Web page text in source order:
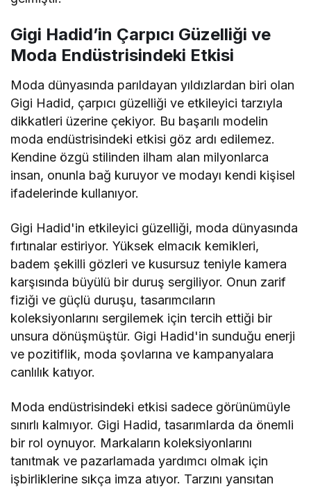
Gigi Hadid’in Çarpıcı Güzelliği ve
Moda Endüstrisindeki Etkisi
Moda dünyasında parıldayan yıldızlardan biri olan
Gigi Hadid, çarpıcı güzelliği ve etkileyici tarzıyla
dikkatleri üzerine çekiyor. Bu başarılı modelin
moda endüstrisindeki etkisi göz ardı edilemez.
Kendine özgü stilinden ilham alan milyonlarca
insan, onunla bağ kuruyor ve modayı kendi kişisel
ifadelerinde kullanıyor.
Gigi Hadid'in etkileyici güzelliği, moda dünyasında
fırtınalar estiriyor. Yüksek elmacık kemikleri,
badem şekilli gözleri ve kusursuz teniyle kamera
karşısında büyülü bir duruş sergiliyor. Onun zarif
fiziği ve güçlü duruşu, tasarımcıların
koleksiyonlarını sergilemek için tercih ettiği bir
unsura dönüşmüştür. Gigi Hadid'in sunduğu enerji
ve pozitiflik, moda şovlarına ve kampanyalara
canlılık katıyor.
Moda endüstrisindeki etkisi sadece görünümüyle
sınırlı kalmıyor. Gigi Hadid, tasarımlarda da önemli
bir rol oynuyor. Markaların koleksiyonlarını
tanıtmak ve pazarlamada yardımcı olmak için
işbirliklerine sıkça imza atıyor. Tarzını yansıtan